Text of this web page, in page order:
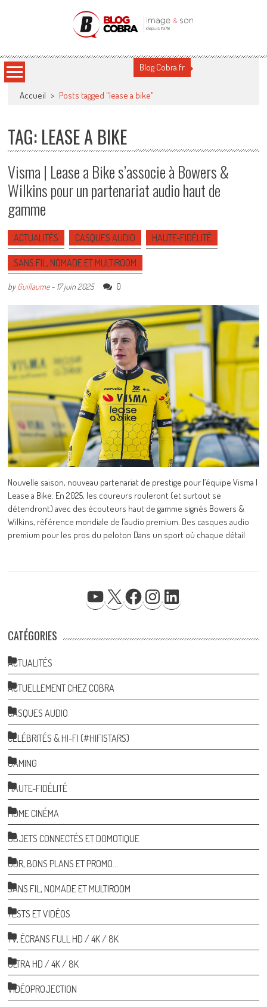
Blog Cobra
Blog Cobra.fr
Accueil > Posts tagged "lease a bike"
TAG: LEASE A BIKE
Visma | Lease a Bike s’associe à Bowers &
Wilkins pour un partenariat audio haut de
gamme
ACTUALITÉS CASQUES AUDIO HAUTE-FIDÉLITÉ
SANS FIL, NOMADE ET MULTIROOM
byGuillaume- 17 juin 2025 0
Nouvelle saison, nouveau partenariat de prestige pour l’équipe Visma |
Lease a Bike. En 2025, les coureurs rouleront (et surtout se
détendront) avec des écouteurs haut de gamme signés Bowers &
Wilkins, référence mondiale de l’audio premium. Des casques audio
premium pour les pros du peloton Dans un sport où chaque détail
YOUTUBE
CATÉGORIES
ACTUALITÉS
ACTUELLEMENT CHEZ COBRA
CASQUES AUDIO
CÉLÉBRITÉS & HI-FI (#HIFISTARS)
GAMING
HAUTE-FIDÉLITÉ
HOME CINÉMA
OBJETS CONNECTÉS ET DOMOTIQUE
ODR, BONS PLANS ET PROMO…
SANS FIL, NOMADE ET MULTIROOM
TESTS ET VIDÉOS
TV, ÉCRANS FULL HD / 4K / 8K
ULTRA HD / 4K / 8K
VIDÉOPROJECTION